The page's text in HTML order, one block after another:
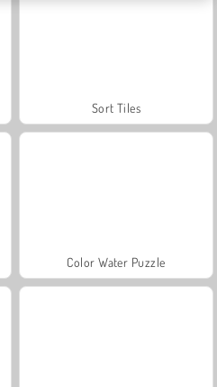
Sort Tiles
Color Water Puzzle